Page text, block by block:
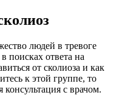
людей в тревоге
поисках ответа на
от сколиоза и как
к этой группе, то
с врачом.